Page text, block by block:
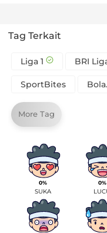
Tag Terkait
Liga 1 BRI
SportBites
More Tag
0%
SUKA
0%